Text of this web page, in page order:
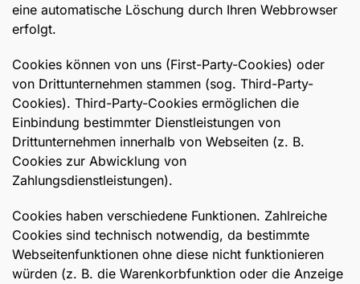
eine automatische Löschung durch Ihren Webbrowser
erfolgt.
Cookies können von uns (First-Party-Cookies) oder
von Drittunternehmen stammen (sog. Third-Party-
Cookies). Third-Party-Cookies ermöglichen die
Einbindung bestimmter Dienstleistungen von
Drittunternehmen innerhalb von Webseiten (z. B.
Cookies zur Abwicklung von
Zahlungsdienstleistungen).
Cookies haben verschiedene Funktionen. Zahlreiche
Cookies sind technisch notwendig, da bestimmte
Webseitenfunktionen ohne diese nicht funktionieren
würden (z. B. die Warenkorbfunktion oder die Anzeige